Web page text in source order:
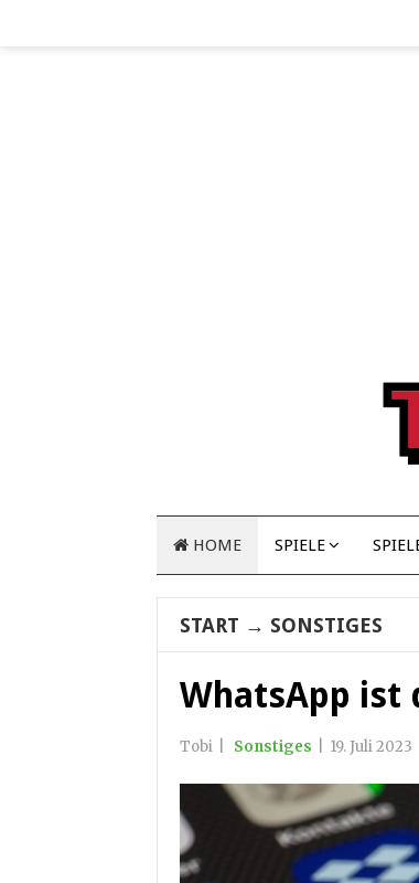
HOME SPIELE
START → SONSTIGES
WhatsApp ist
Tobi Sonstiges 19. Juli 2023